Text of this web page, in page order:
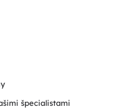
špecialistami